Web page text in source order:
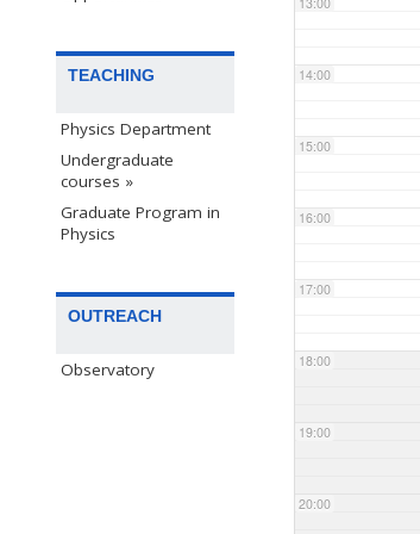
TEACHING
Physics Department
Undergraduate
courses »
Graduate Program in
Physics
OUTREACH
Observatory
14:00
15:00
16:00
17:00
18:00
19:00
20:00